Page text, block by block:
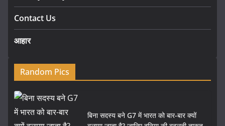
Contact Us
आहार
Random Pics
बिना सदस्य बने G7 में भारत को बार-बार क्यों